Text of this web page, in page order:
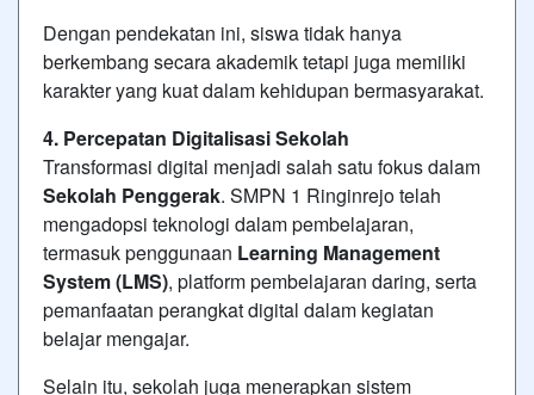
Dengan pendekatan ini, siswa tidak hanya
berkembang secara akademik tetapi juga memiliki
karakter yang kuat dalam kehidupan bermasyarakat.
4. Percepatan Digitalisasi Sekolah
Transformasi digital menjadi salah satu fokus dalam
Sekolah Penggerak. SMPN 1 Ringinrejo telah
mengadopsi teknologi dalam pembelajaran,
termasuk penggunaan Learning Management
System (LMS), platform pembelajaran daring, serta
pemanfaatan perangkat digital dalam kegiatan
belajar mengajar.
Selain itu, sekolah juga menerapkan sistem